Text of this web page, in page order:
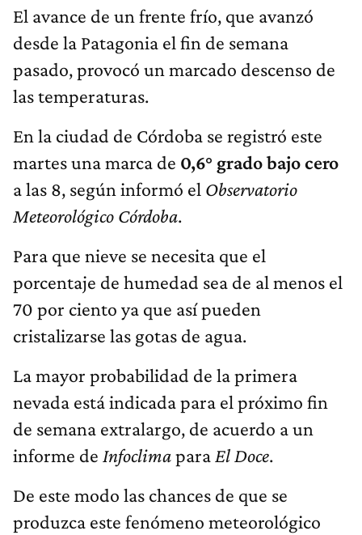
El avance de un frente frío, que avanzó
desde la Patagonia el fin de semana
pasado, provocó un marcado descenso de
las temperaturas.
En la ciudad de Córdoba se registró este
martes una marca de 0,6° grado bajo cero
a las 8, según informó el Observatorio
Meteorológico Córdoba.
Para que nieve se necesita que el
porcentaje de humedad sea de al menos el
70 por ciento ya que así pueden
cristalizarse las gotas de agua.
La mayor probabilidad de la primera
nevada está indicada para el próximo fin
de semana extralargo, de acuerdo a un
informe de Infoclimapara El Doce.
De este modo las chances de que se
produzca este fenómeno meteorológico